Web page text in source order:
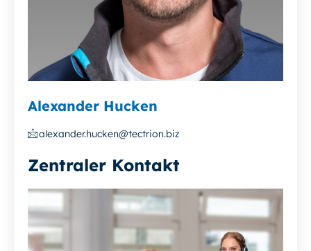
Alexander Hucken
alexander.hucken@tectrion.biz
Zentraler Kontakt